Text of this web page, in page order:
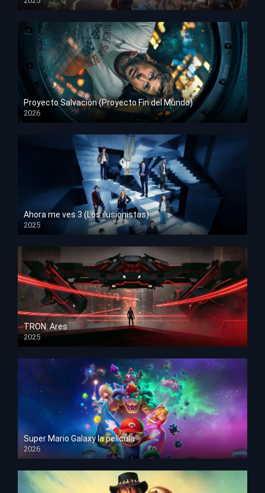
HD 1080p
Proyecto Salvación (Proyecto Fin del Mundo)
2026
HD 1080p
Ahora me ves 3 (Los ilusionistas)
2025
HD 1080p
TRON: Ares
2025
HD 1080p
Super Mario Galaxy la película
2026
HD 1080p